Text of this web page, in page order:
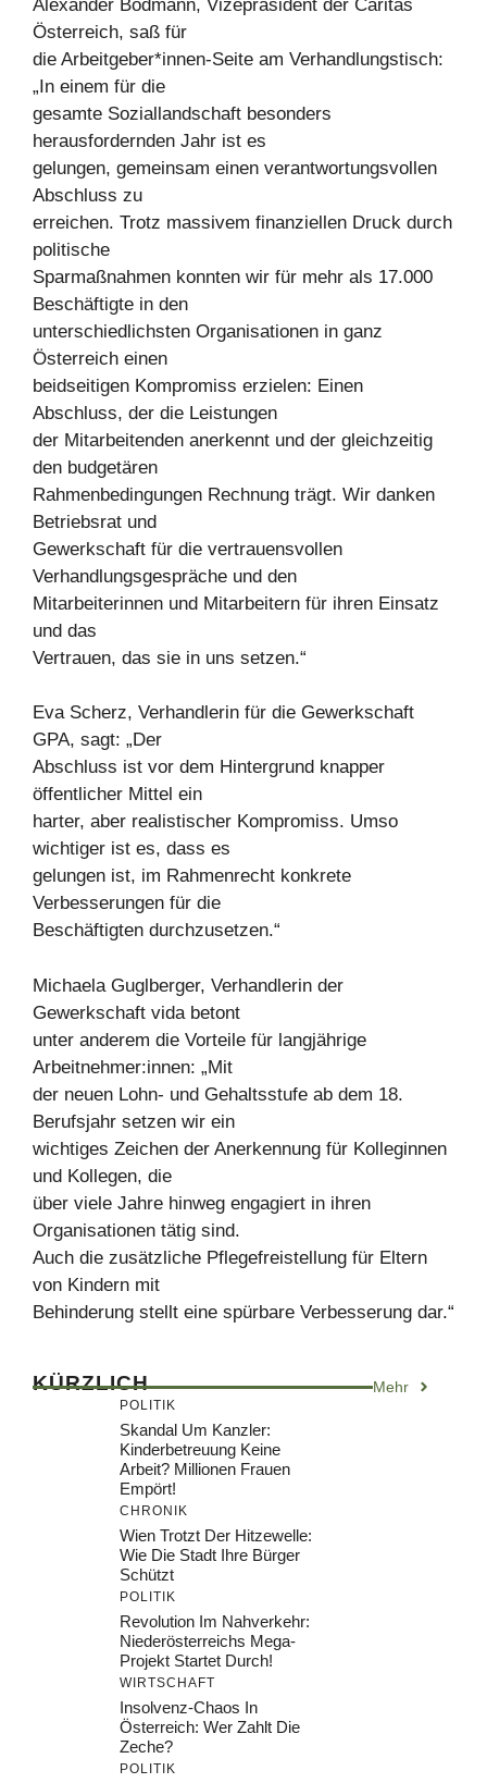
Alexander Bodmann, Vizepräsident der Caritas
Österreich, saß für
die Arbeitgeber*innen-Seite am Verhandlungstisch:
„In einem für die
gesamte Soziallandschaft besonders
herausfordernden Jahr ist es
gelungen, gemeinsam einen verantwortungsvollen
Abschluss zu
erreichen. Trotz massivem finanziellen Druck durch
politische
Sparmaßnahmen konnten wir für mehr als 17.000
Beschäftigte in den
unterschiedlichsten Organisationen in ganz
Österreich einen
beidseitigen Kompromiss erzielen: Einen
Abschluss, der die Leistungen
der Mitarbeitenden anerkennt und der gleichzeitig
den budgetären
Rahmenbedingungen Rechnung trägt. Wir danken
Betriebsrat und
Gewerkschaft für die vertrauensvollen
Verhandlungsgespräche und den
Mitarbeiterinnen und Mitarbeitern für ihren Einsatz
und das
Vertrauen, das sie in uns setzen.“
Eva Scherz, Verhandlerin für die Gewerkschaft
GPA, sagt: „Der
Abschluss ist vor dem Hintergrund knapper
öffentlicher Mittel ein
harter, aber realistischer Kompromiss. Umso
wichtiger ist es, dass es
gelungen ist, im Rahmenrecht konkrete
Verbesserungen für die
Beschäftigten durchzusetzen.“
Michaela Guglberger, Verhandlerin der
Gewerkschaft vida betont
unter anderem die Vorteile für langjährige
Arbeitnehmer:innen: „Mit
der neuen Lohn- und Gehaltsstufe ab dem 18.
Berufsjahr setzen wir ein
wichtiges Zeichen der Anerkennung für Kolleginnen
und Kollegen, die
über viele Jahre hinweg engagiert in ihren
Organisationen tätig sind.
Auch die zusätzliche Pflegefreistellung für Eltern
von Kindern mit
Behinderung stellt eine spürbare Verbesserung dar.“
KÜRZLICH Mehr
POLITIK
Skandal Um Kanzler:
Kinderbetreuung Keine
Arbeit? Millionen Frauen
Empört!
CHRONIK
Wien Trotzt Der Hitzewelle:
Wie Die Stadt Ihre Bürger
Schützt
POLITIK
Revolution Im Nahverkehr:
Niederösterreichs Mega-
Projekt Startet Durch!
WIRTSCHAFT
Insolvenz-Chaos In
Österreich: Wer Zahlt Die
Zeche?
POLITIK